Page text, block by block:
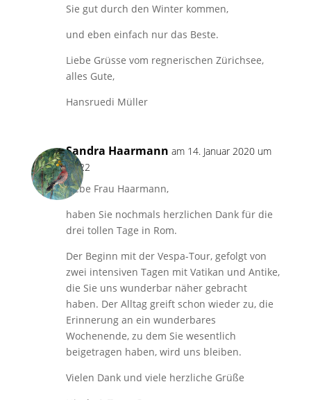
Sie gut durch den Winter kommen,
und eben einfach nur das Beste.
Liebe Grüsse vom regnerischen Zürichsee,
alles Gute,
Hansruedi Müller
Sandra Haarmann am 14. Januar 2020 um
18:22
Liebe Frau Haarmann,
haben Sie nochmals herzlichen Dank für die
drei tollen Tage in Rom.
Der Beginn mit der Vespa-Tour, gefolgt von
zwei intensiven Tagen mit Vatikan und Antike,
die Sie uns wunderbar näher gebracht
haben. Der Alltag greift schon wieder zu, die
Erinnerung an ein wunderbares
Wochenende, zu dem Sie wesentlich
beigetragen haben, wird uns bleiben.
Vielen Dank und viele herzliche Grüße